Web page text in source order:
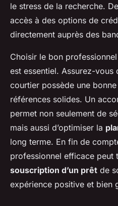
le stress de la recherche.
accès à des options de
directement auprès des
Choisir le bon
est essentiel. Assurez-
courtier possède une
références solides. Un
permet non seulement de
mais aussi d’optimiser la
long terme. En fin de
professionnel efficace peut
souscription d’un prêt de
expérience positive et bien